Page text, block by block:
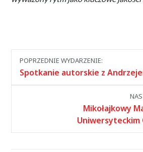
Nawigacja
między
POPRZEDNIE WYDARZENIE:
Spotkanie autorskie z
Mikołajkowy